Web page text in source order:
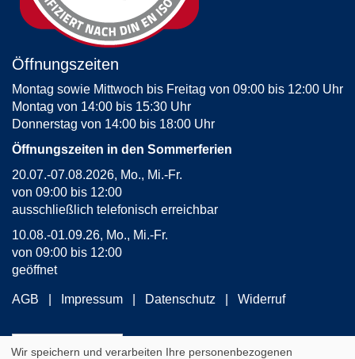
Öffnungszeiten
Montag sowie Mittwoch bis Freitag von 09:00 bis 12:00 Uhr
Montag von 14:00 bis 15:30 Uhr
Donnerstag von 14:00 bis 18:00 Uhr
Öffnungszeiten in den Sommerferien
20.07.-07.08.2026, Mo., Mi.-Fr.
von 09:00 bis 12:00
ausschließlich telefonisch erreichbar
10.08.-01.09.26, Mo., Mi.-Fr.
von 09:00 bis 12:00
geöffnet
AGB Impressum Datenschutz Widerruf
Widerrufsformular
Wir speichern und verarbeiten Ihre personenbezogenen